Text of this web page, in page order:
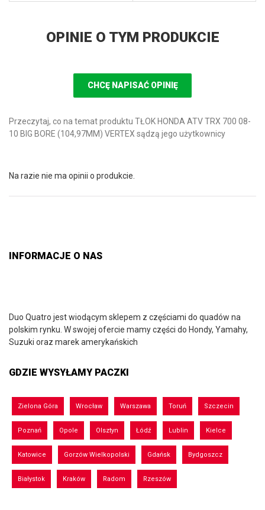
OPINIE O TYM PRODUKCIE
CHCĘ NAPISAĆ OPINIĘ
Przeczytaj, co na temat produktu TŁOK HONDA ATV TRX 700 08-
10 BIG BORE (104,97MM) VERTEX sądzą jego użytkownicy
Na razie nie ma opinii o produkcie.
INFORMACJE O NAS
Duo Quatro jest wiodącym sklepem z częściami do quadów na
polskim rynku. W swojej ofercie mamy części do Hondy, Yamahy,
Suzuki oraz marek amerykańskich
GDZIE WYSYŁAMY PACZKI
Zielona Góra Wrocław Warszawa Toruń Szczecin
Poznań Opole Olsztyn Łódź Lublin Kielce
Katowice Gorzów Wielkopolski Gdańsk Bydgoszcz
Białystok Kraków Radom Rzeszów